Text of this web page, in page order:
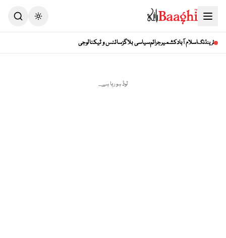
Toggle theme
ٹرینڈنگاسلام آبادکشمیرجرائمسیاسی بلاگزسائنس و ٹیکنالوجی
لوڈ ہو رہا ہے...